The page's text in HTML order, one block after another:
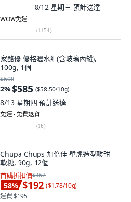
8/12 星期三 預計送達
WOW免運
(1154)
家酪優 優格瀝水組(含玻璃內罐),
100g, 1個
$600
2%$585 ($58.50/10g)
8/13 星期四 預計送達
免運 ∙ 免費退貨
(16)
Chupa Chups 加倍佳 壁虎造型酸甜
軟糖, 90g, 12個
首購折扣價$462
58% $192 ($1.78/10g)
運費 $195